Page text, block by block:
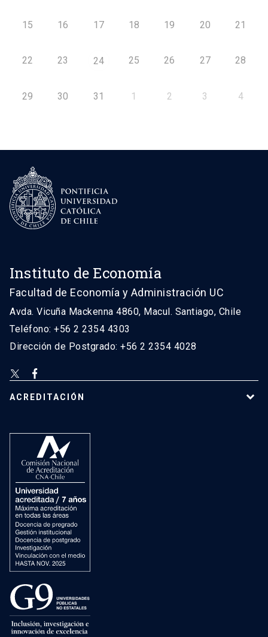
15 16 17 18 19 20 21
22 23 24 25 26 27 28
29 30 31 1 2 3 4
Instituto de Economía
Facultad de Economía y Administración UC
Avda. Vicuña Mackenna 4860, Macul. Santiago, Chile
Teléfono: +56 2 2354 4303
Dirección de Postgrado: +56 2 2354 4028
ACREDITACIÓN